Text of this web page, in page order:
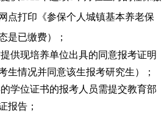
点打印《参保个人城镇基本养老保
是已缴费）；
供现培养单位出具的同意报考证明
生情况并同意该生报考研究生）；
学位证书的报考人员需提交教育部
报告；